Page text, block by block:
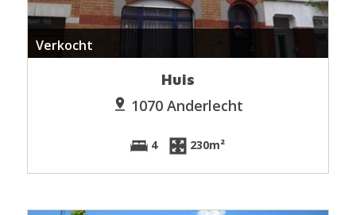
Verkocht
Huis
1070 Anderlecht
4 230m²